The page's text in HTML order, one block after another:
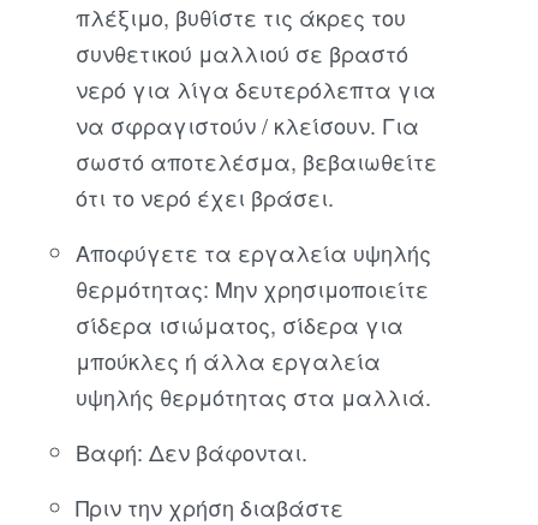
πλέξιμο, βυθίστε τις άκρες του
συνθετικού μαλλιού σε βραστό
νερό για λίγα δευτερόλεπτα για
να σφραγιστούν / κλείσουν. Για
σωστό αποτελέσμα, βεβαιωθείτε
ότι το νερό έχει βράσει.
Αποφύγετε τα εργαλεία υψηλής
θερμότητας: Μην χρησιμοποιείτε
σίδερα ισιώματος, σίδερα για
μπούκλες ή άλλα εργαλεία
υψηλής θερμότητας στα μαλλιά.
Βαφή: Δεν βάφονται.
Πριν την χρήση διαβάστε